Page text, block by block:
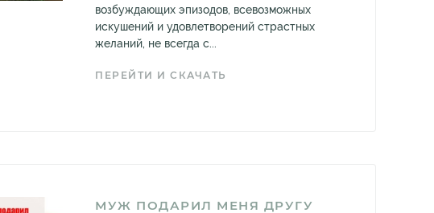
возбуждающих эпизодов, всевозможных
искушений и удовлетворений страстных
желаний, не всегда с...
ПЕРЕЙТИ И СКАЧАТЬ
МУЖ ПОДАРИЛ МЕНЯ ДРУГУ